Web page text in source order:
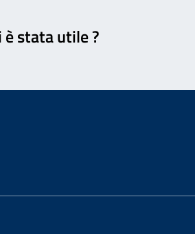
stata utile ?